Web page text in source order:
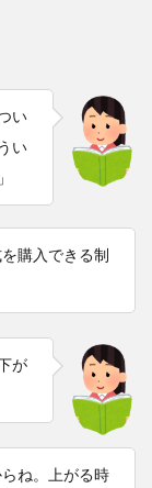
い
い
購入できる制
が
ね。上がる時